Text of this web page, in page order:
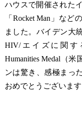
ハウスで開催された
「Rocket Man」な
ました。バイデン大
HIV/エイズに関す
Humanities Medal（
ンは驚き、感極まっ
おめでとうございます